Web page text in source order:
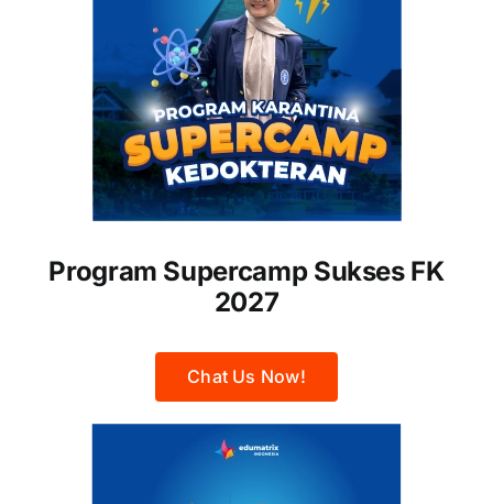
Program Supercamp Sukses FK
2027
Chat Us Now!